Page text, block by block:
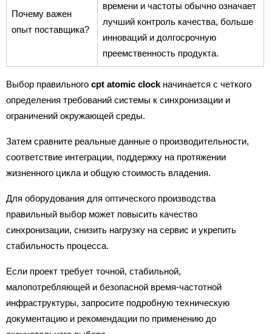
Почему важен
опыт поставщика?
времени и частоты обычно означает
лучший контроль качества, больше
инноваций и долгосрочную
преемственность продукта.
Выбор правильного cpt atomic clock начинается с четкого
определения требований системы к синхронизации и
ограничений окружающей среды.
Затем сравните реальные данные о производительности,
соответствие интеграции, поддержку на протяжении
жизненного цикла и общую стоимость владения.
Для оборудования для оптического производства
правильный выбор может повысить качество
синхронизации, снизить нагрузку на сервис и укрепить
стабильность процесса.
Если проект требует точной, стабильной,
малопотребляющей и безопасной время-частотной
инфраструктуры, запросите подробную техническую
документацию и рекомендации по применению до